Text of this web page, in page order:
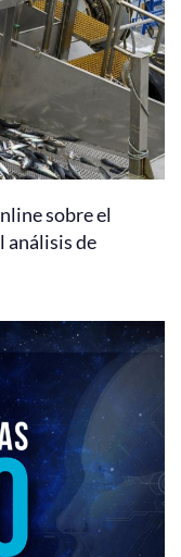
sobre el
análisis de